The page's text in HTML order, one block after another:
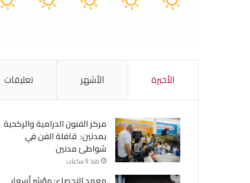
الأخيرة الأشهر تعليقات
مركز الفنون الدرامية والركحية
بمدنين: قافلة الفن في
شواطئ مدنين
منذ 9 ساعات